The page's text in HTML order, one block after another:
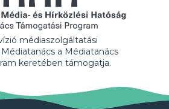
médiaszolgáltatási
a Médiatanács
keretében támogatja.